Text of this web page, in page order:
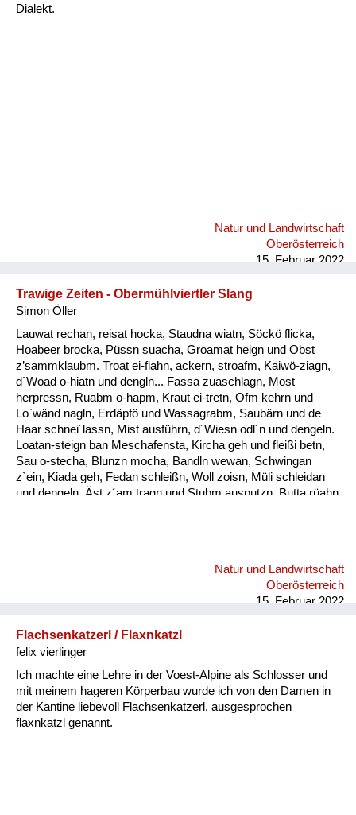
Dialekt.
Natur und Landwirtschaft
Oberösterreich
15. Februar 2022
Trawige Zeiten - Obermühlviertler Slang
Simon Öller
Lauwat rechan, reisat hocka, Staudna wiatn, Söckö flicka,
Hoabeer brocka, Püssn suacha, Groamat heign und Obst
z’sammklaubm. Troat ei-fiahn, ackern, stroafm, Kaiwö-ziagn,
d`Woad o-hiatn und dengln... Fassa zuaschlagn, Most
herpressn, Ruabm o-hapm, Kraut ei-tretn, Ofm kehrn und
Lo`wänd nagln, Erdäpfö und Wassagrabm, Saubärn und de
Haar schnei´lassn, Mist ausführn, d´Wiesn odl´n und dengeln.
Loatan-steign ban Meschafensta, Kircha geh und fleißi betn,
Sau o-stecha, Blunzn mocha, Bandln wewan, Schwingan
z`ein, Kiada geh, Fedan schleißn, Woll zoisn, Müli schleidan
und dengeln. Äst z´am tragn und Stubm ausputzn, Butta rüahn
z´lacha, da kimmt ma kam zan Kinamocha. Da Herbst klopft
langsam a, d´Schwalbm fliagn scho davo, wann glei da
Natur und Landwirtschaft
Oberösterreich
15. Februar 2022
Flachsenkatzerl / Flaxnkatzl
felix vierlinger
Ich machte eine Lehre in der Voest-Alpine als Schlosser und
mit meinem hageren Körperbau wurde ich von den Damen in
der Kantine liebevoll Flachsenkatzerl, ausgesprochen
flaxnkatzl genannt.